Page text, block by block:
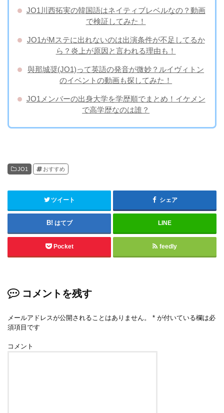
JO1川西拓実の韓国語はネイティブレベルなの？動画
で検証してみた！
JO1がMステに出れないのは出演条件が不足してるか
ら？炎上が原因と言われる理由も！
與那城奨(JO1)って英語の発音が微妙？ルイヴィトン
のイベントの動画も探してみた！
JO1メンバーの出身大学を学歴順でまとめ！イケメン
で高学歴なのは誰？
JO1 おすすめ
ツイート シェア
はてブ LINE
Pocket feedly
コメントを残す
メールアドレスが公開されることはありません。 * が付いている欄は必
須項目です
コメント